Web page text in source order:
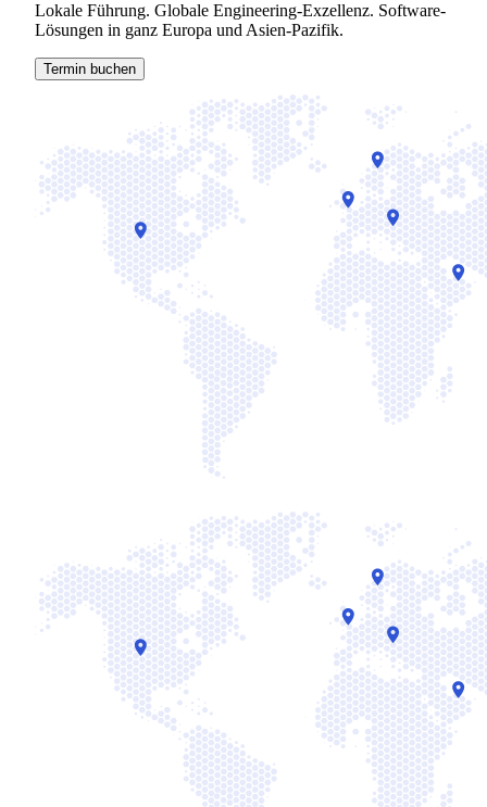
Lokale Führung. Globale Engineering-Exzellenz. Software-
Lösungen in ganz Europa und Asien-Pazifik.
Termin buchen